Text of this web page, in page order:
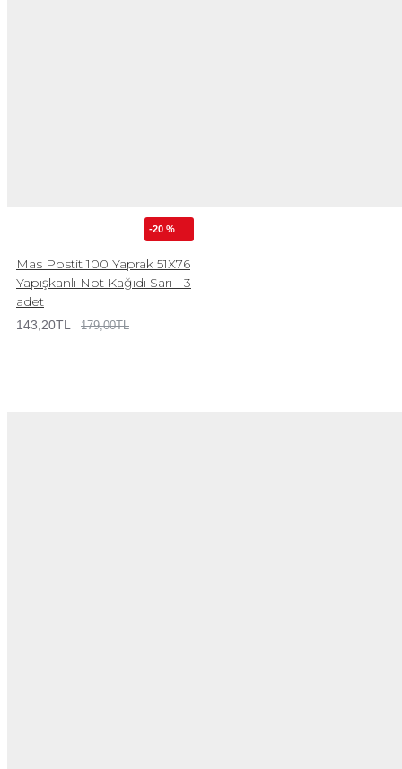
-20 %
Mas Postit 100 Yaprak 51X76
Yapışkanlı Not Kağıdı Sarı - 3
adet
143,20TL 179,00TL